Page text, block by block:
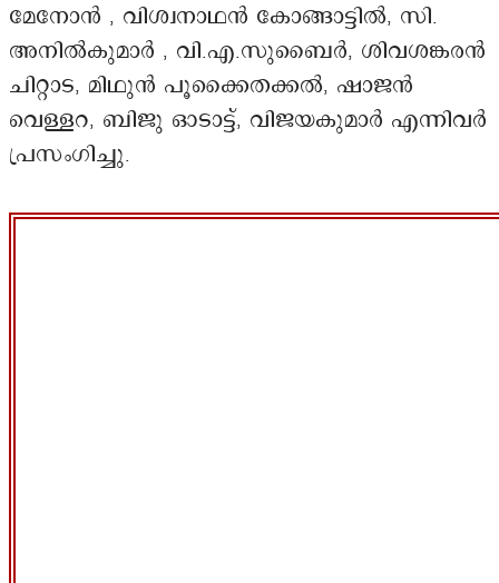
മേനോൻ , വിശ്വനാഥൻ കോങ്ങാട്ടിൽ, സി.
അനിൽകുമാർ , വി.എ.സുബൈർ, ശിവശങ്കരൻ
ചിറ്റാട, മിഥുൻ പൂക്കൈതക്കൽ, ഷാജൻ
വെള്ളറ, ബിജു ഓടാട്ട്, വിജയകുമാർ എന്നിവർ
പ്രസംഗിച്ചു.